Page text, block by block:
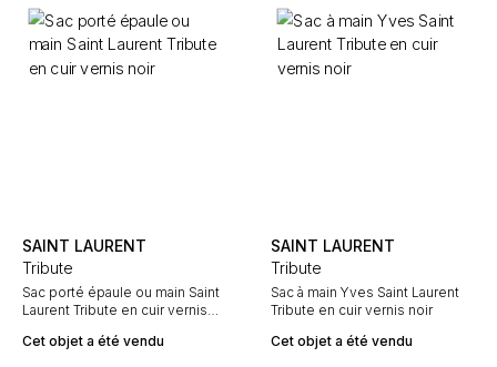
SAINT LAURENT
Tribute
Sac porté épaule ou main Saint
Laurent Tribute en cuir vernis
Cet objet a été vendu
SAINT LAURENT
Tribute
Sac à main Yves Saint Laurent
Tribute en cuir vernis noir
Cet objet a été vendu